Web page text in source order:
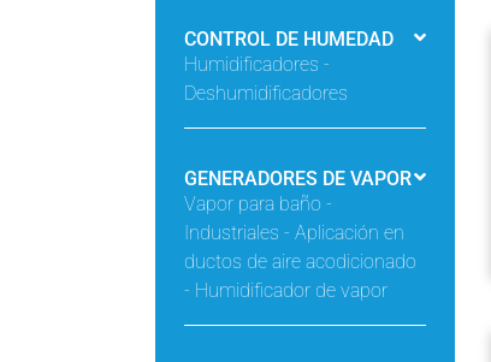
CONTROL DE HUMEDAD
Humidificadores -
Deshumidificadores
GENERADORES DE VAPOR
Vapor para baño -
Industriales - Aplicación en
ductos de aire acodicionado
- Humidificador de vapor